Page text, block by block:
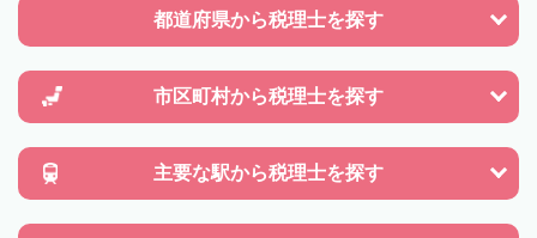
都道府県から税理士を探す
市区町村から税理士を探す
主要な駅から税理士を探す